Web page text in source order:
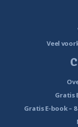
Veel
Gratis
Gratis E-book –